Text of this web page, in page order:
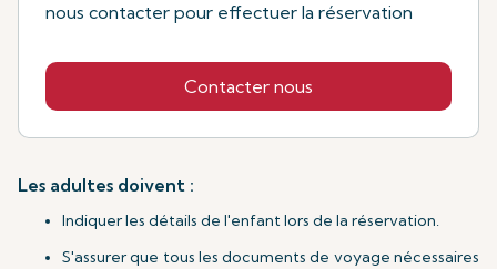
nous contacter pour effectuer la réservation
Contacter nous
Les adultes doivent :
Indiquer les détails de l'enfant lors de la réservation.
S'assurer que tous les documents de voyage nécessaires